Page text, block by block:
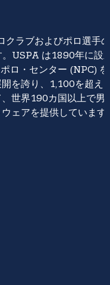
クラブおよびポロ選手
USPA は1890年に設
ロ・センター (NPC)
を誇り、1,100を超え
世界190カ国以上で男
ェアを提供しています